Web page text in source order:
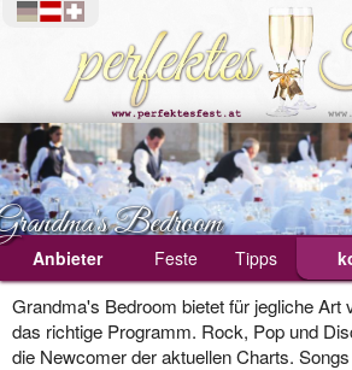
Anbieter
Feste
Tipps
Bedroom
Grandma's Bedroom bietet für jegliche Art
das richtige Programm. Rock, Pop und
die Newcomer der aktuellen Charts.